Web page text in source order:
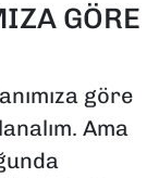
GÖRE
göre
Ama